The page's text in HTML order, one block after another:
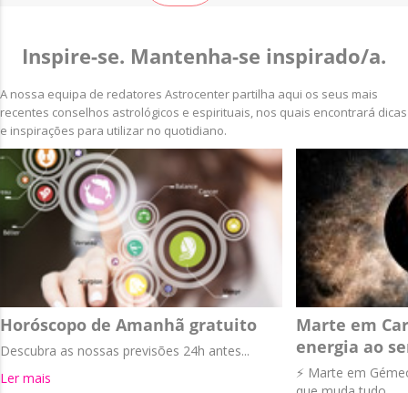
Inspire-se. Mantenha-se inspirado/a.
A nossa equipa de redatores Astrocenter partilha aqui os seus mais
recentes conselhos astrológicos e espirituais, nos quais encontrará dicas
e inspirações para utilizar no quotidiano.
Horóscopo de Amanhã gratuito
Descubra as nossas previsões 24h antes...
Ler mais
Marte em
energia ao
⚡ Marte em